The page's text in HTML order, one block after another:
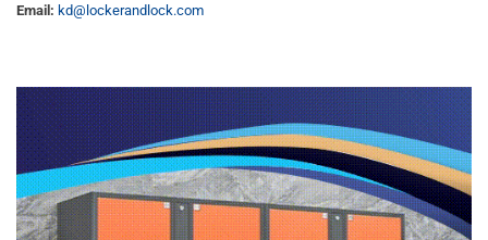
Email: kd@lockerandlock.com